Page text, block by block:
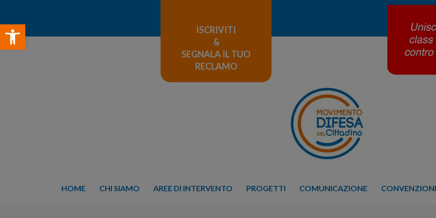
Open toolbar
ISCRIVITI
&
SEGNALA IL TUO
RECLAMO
HOME CHI SIAMO AREE DI INTERVENTO PROGETTI COMUNICAZIONE